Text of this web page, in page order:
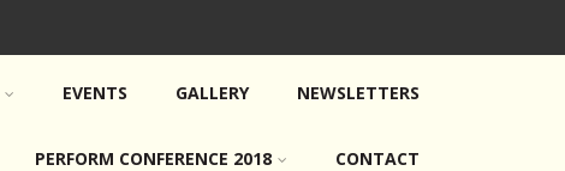
EVENTS GALLERY NEWSLETTERS
PERFORM CONFERENCE 2018 CONTACT